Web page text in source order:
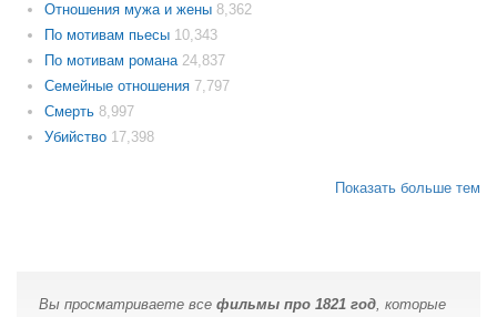
Отношения мужа и жены 8,362
По мотивам пьесы 10,343
По мотивам романа 24,837
Семейные отношения 7,797
Смерть 8,997
Убийство 17,398
Показать больше тем
Вы просматриваете все фильмы про 1821 год, которые